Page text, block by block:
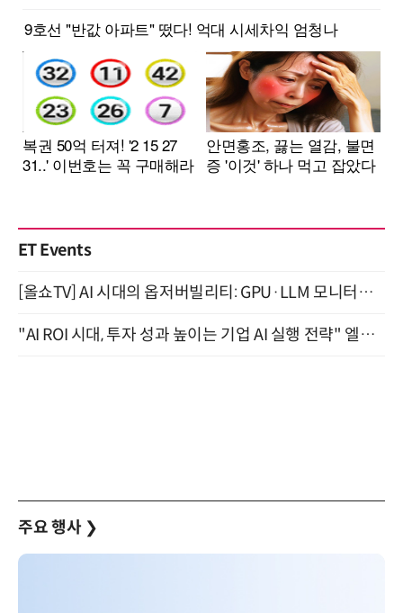
ET Events
[올쇼TV] AI 시대의 옵저버빌리티: GPU·LLM 모니터링부터 AI 기반 장애 대응까지 (8/11 생방송)
"AI ROI 시대, 투자 성과 높이는 기업 AI 실행 전략" 엘타워 6층 (9월 18일)
주요 행사 ❯